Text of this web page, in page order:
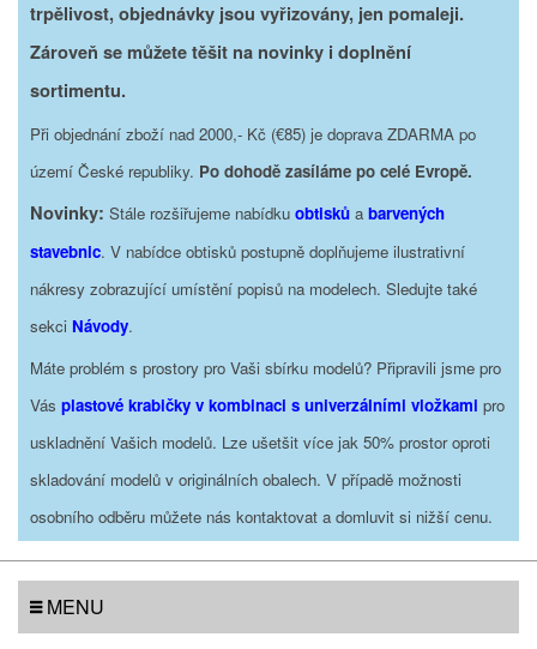
trpělivost, objednávky jsou vyřizovány, jen pomaleji.
Zároveň se můžete těšit na novinky i doplnění
sortimentu.
Při objednání zboží nad 2000,- Kč (€85) je doprava ZDARMA po
území České republiky. Po dohodě zasíláme po celé Evropě.
Novinky: Stále rozšiřujeme nabídku obtisků a barvených
stavebnic. V nabídce obtisků postupně doplňujeme ilustrativní
nákresy zobrazující umístění popisů na modelech. Sledujte také
sekci Návody.
Máte problém s prostory pro Vaši sbírku modelů? Připravili jsme pro
Vás plastové krabičky v kombinaci s univerzálními vložkami pro
uskladnění Vašich modelů. Lze ušetšit více jak 50% prostor oproti
skladování modelů v originálních obalech. V případě možnosti
osobního odběru můžete nás kontaktovat a domluvit si nižší cenu.
MENU